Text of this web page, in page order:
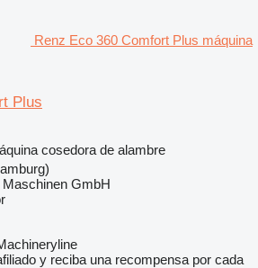
Renz Eco 360 Comfort Plus máquina
Plus
cosedora de alambre
GmbH
y reciba una recompensa por cada